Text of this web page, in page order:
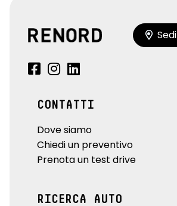
Sedi
CONTATTI
Dove siamo
Chiedi un preventivo
Prenota un test drive
RICERCA AUTO